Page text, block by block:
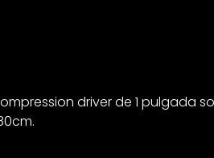
driver de 1